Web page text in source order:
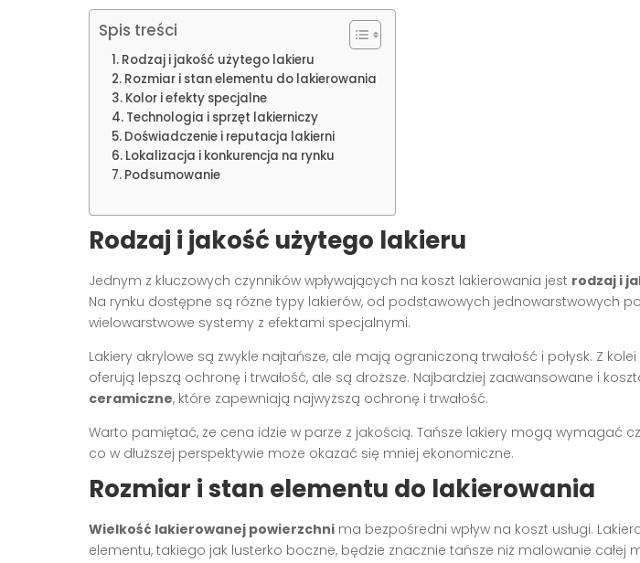
Spis treści
Rodzaj i jakość użytego lakieru
Rozmiar i stan elementu do lakierowania
Kolor i efekty specjalne
Technologia i sprzęt lakierniczy
Doświadczenie i reputacja lakierni
Lokalizacja i konkurencja na rynku
Podsumowanie
Rodzaj i jakość użytego lakieru
Jednym z kluczowych czynników wpływających na koszt lakierowania jest rodzaj i
Na rynku dostępne są różne typy lakierów, od podstawowych jednowarstwowych
wielowarstwowe systemy z efektami specjalnymi.
Lakiery akrylowe są zwykle najtańsze, ale mają ograniczoną trwałość i połysk. Z
oferują lepszą ochronę i trwałość, ale są droższe. Najbardziej zaawansowane i
ceramiczne, które zapewniają najwyższą ochronę i trwałość.
Warto pamiętać, że cena idzie w parze z jakością. Tańsze lakiery mogą wymagać
co w dłuższej perspektywie może okazać się mniej ekonomiczne.
Rozmiar i stan elementu do lakierowania
Wielkość lakierowanej powierzchni ma bezpośredni wpływ na koszt usługi.
elementu, takiego jak lusterko boczne, będzie znacznie tańsze niż malowanie całej